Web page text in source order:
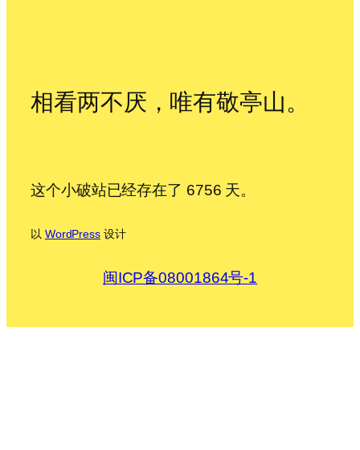
相看两不厌，唯有敬亭山。
这个小破站已经存在了 6756 天。
以 WordPress设计
闽ICP备08001864号-1